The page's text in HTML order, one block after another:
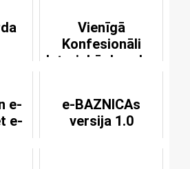
Vienīgā
Konfesionāli
luteriskā draudze
e-
e-
e-BAZNICAs
versija 1.0